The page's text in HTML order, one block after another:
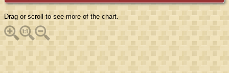
Drag or scroll to see more of the chart.